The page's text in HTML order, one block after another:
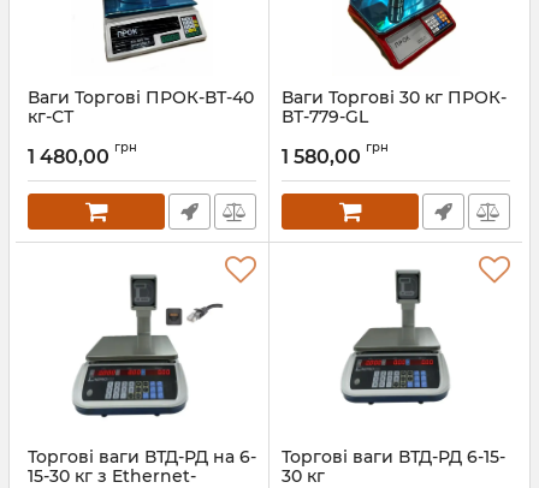
Ваги Торгові ПРОК-ВТ-40
кг-СТ
1 480,00 грн
Ваги Торгові 30 кг ПРОК-
ВТ-779-GL
1 580,00 грн
Торгові ваги ВТД-РД на 6-
15-30 кг з Ethernet-
Торгові ваги ВТД-РД 6-15-
30 кг